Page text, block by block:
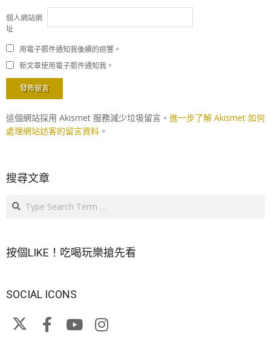
個人網站網
址
用電子郵件通知我後續的迴響。
新文章使用電子郵件通知我。
這個網站採用 Akismet 服務減少垃圾留言。 進一步了解 Akismet 如何
處理網站訪客的留言資料 。
搜尋文章
Search
按個LIKE！吃喝玩樂搶先看
SOCIAL ICONS